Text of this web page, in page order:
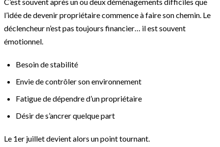
l’idée de devenir propriétaire commence à faire son chemin. Le
déclencheur n’est pas toujours financier… il est souvent
émotionnel.
Besoin de stabilité
Envie de contrôler son environnement
Fatigue de dépendre d’un propriétaire
Désir de s’ancrer quelque part
Le 1er juillet devient alors un point tournant.